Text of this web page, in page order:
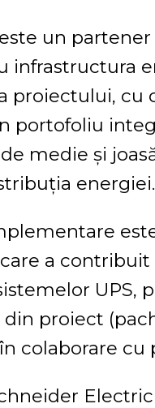
un
infrastructura
proiectului, cu
portofoliu
medie și
energiei.
a
UPS,
proiect
colaborare